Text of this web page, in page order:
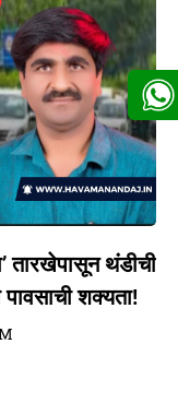
तारखेपासून थंडीची
शक्यता!